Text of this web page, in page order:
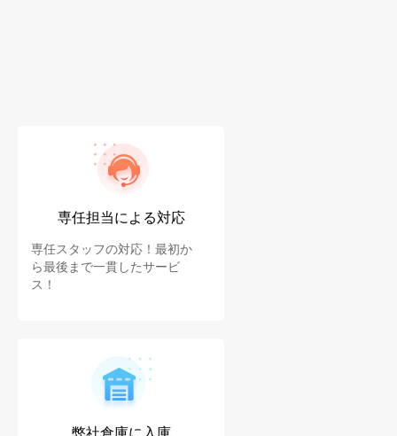
専任担当による対応
専任スタッフの対応！最初か
ら最後まで一貫したサービ
ス！
弊社倉庫に入庫